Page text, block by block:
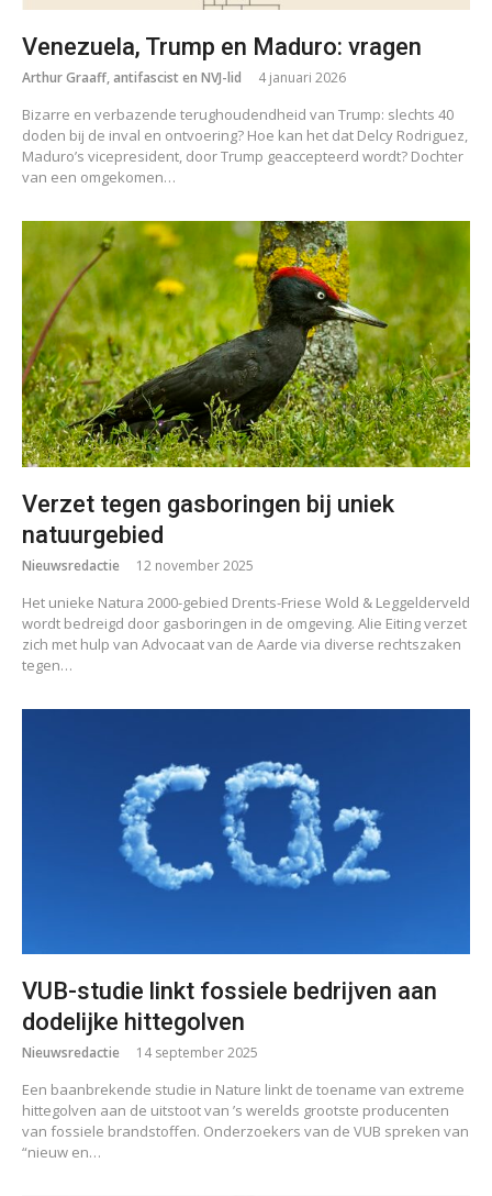
Venezuela, Trump en Maduro: vragen
Arthur Graaff, antifascist en NVJ-lid 4 januari 2026
Bizarre en verbazende terughoudendheid van Trump: slechts 40
doden bij de inval en ontvoering? Hoe kan het dat Delcy Rodriguez,
Maduro’s vicepresident, door Trump geaccepteerd wordt? Dochter
van een omgekomen…
Verzet tegen gasboringen bij uniek
natuurgebied
Nieuwsredactie 12 november 2025
Het unieke Natura 2000-gebied Drents-Friese Wold & Leggelderveld
wordt bedreigd door gasboringen in de omgeving. Alie Eiting verzet
zich met hulp van Advocaat van de Aarde via diverse rechtszaken
tegen…
VUB-studie linkt fossiele bedrijven aan
dodelijke hittegolven
Nieuwsredactie 14 september 2025
Een baanbrekende studie in Nature linkt de toename van extreme
hittegolven aan de uitstoot van ’s werelds grootste producenten
van fossiele brandstoffen. Onderzoekers van de VUB spreken van
“nieuw en…